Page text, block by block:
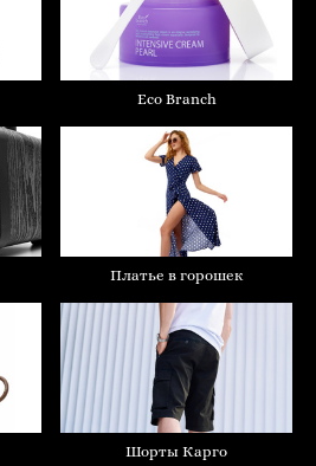
Eco Branch
Платье в горошек
Шорты Карго